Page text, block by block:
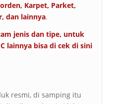
Karpet, Parket,
dan lainnya.
jenis dan tipe, untuk
lainnya bisa di cek di sini
resmi, di samping itu